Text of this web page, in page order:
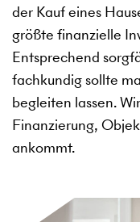
der Kauf eines
größte finanzielle
Entsprechend
fachkundig sollte
begleiten lassen.
Finanzierung,
ankommt.